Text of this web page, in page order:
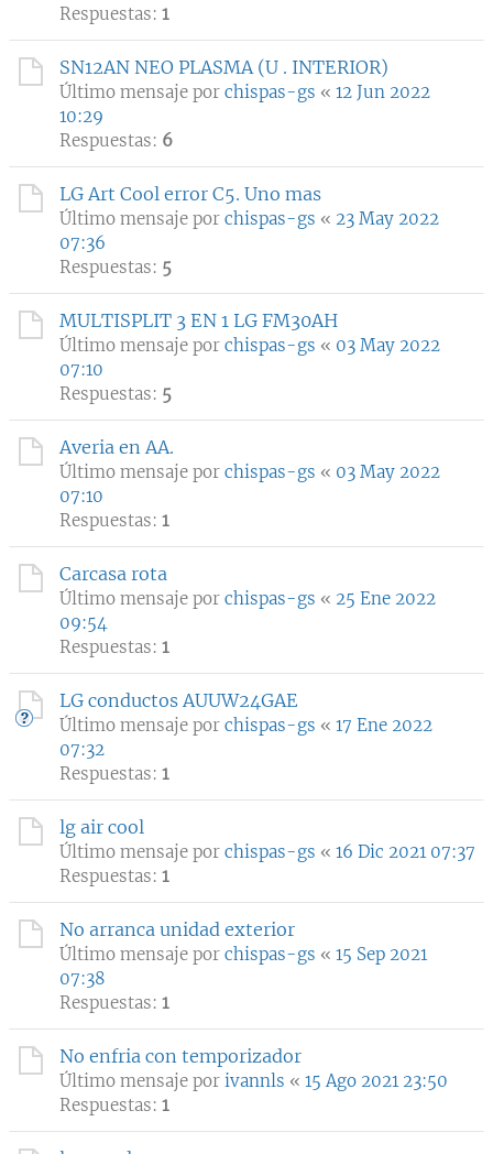
Respuestas: 1
SN12AN NEO PLASMA (U . INTERIOR)
Último mensaje por chispas-gs « 12 Jun 2022
10:29
Respuestas: 6
LG Art Cool error C5. Uno mas
Último mensaje por chispas-gs « 23 May 2022
07:36
Respuestas: 5
MULTISPLIT 3 EN 1 LG FM30AH
Último mensaje por chispas-gs « 03 May 2022
07:10
Respuestas: 5
Averia en AA.
Último mensaje por chispas-gs « 03 May 2022
07:10
Respuestas: 1
Carcasa rota
Último mensaje por chispas-gs « 25 Ene 2022
09:54
Respuestas: 1
LG conductos AUUW24GAE
Último mensaje por chispas-gs « 17 Ene 2022
07:32
Respuestas: 1
lg air cool
Último mensaje por chispas-gs « 16 Dic 2021 07:37
Respuestas: 1
No arranca unidad exterior
Último mensaje por chispas-gs « 15 Sep 2021
07:38
Respuestas: 1
No enfria con temporizador
Último mensaje por ivannls « 15 Ago 2021 23:50
Respuestas: 1